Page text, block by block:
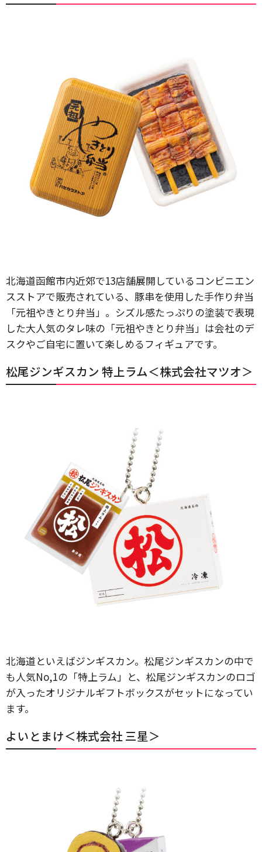
北海道函館市内近郊で13店舗展開しているコンビニエン
スストアで販売されている、豚串を使用した手作り弁当
「元祖やきとり弁当」。シズル感たっぷりの塗装で表現
した大人気のタレ味の「元祖やきとり弁当」は会社のデ
スクやご自宅に置いて楽しめるフィギュアです。
松尾ジンギスカン 特上ラム＜株式会社マツオ＞
北海道といえばジンギスカン。松尾ジンギスカンの中で
も人気No,1の「特上ラム」と、松尾ジンギスカンのロゴ
が入ったオリジナルギフトボックスがセットになってい
ます。
よいとまけ＜株式会社 三星＞